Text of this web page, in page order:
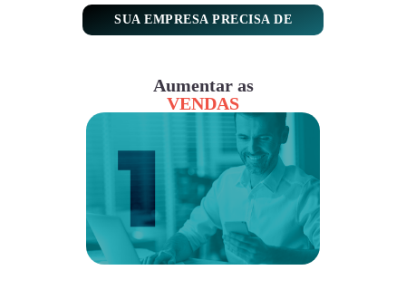
SUA EMPRESA PRECISA DE
Aumentar as
VENDAS